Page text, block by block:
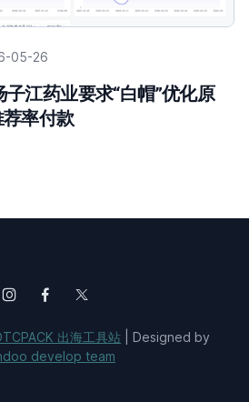
05-26
江药业要求“白帽”优化原
率付款
出海工具站 | Designed by
develop team